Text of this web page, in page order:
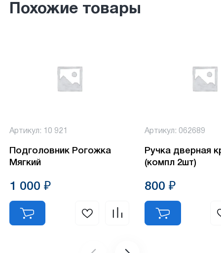
Похожие товары
Артикул: 10 921
Подголовник Рогожка
Мягкий
1 000 ₽
Артикул: 062689
Ручка дверная
(компл 2шт)
800 ₽